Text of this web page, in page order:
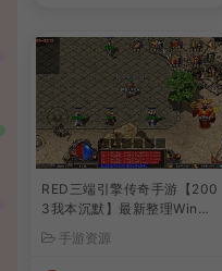
RED三端引擎传奇手游【200
3我本沉默】最新整理Win系
服务端+安卓苹果PC三端+详
细搭建教程
手游资源